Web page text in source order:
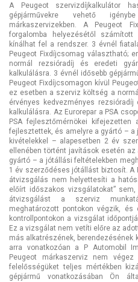
A Peugeot szervizdíjkalkulátor
gépjárművekre vehető
márkaszervizekben. A Peugeot
forgalomba helyezésétől
kínálhat fel a rendszer. 3 évnél
Peugeot Fixdíjcsomag választható;
normál rezsióradíj és eredeti
kalkulálásra. 3 évnél idősebb
Peugeot Fixdíjcsomagon kívül
ez esetben a szerviz költség a
érvényes kedvezményes rezsióradíj
kalkulálásra. Az Eurorepar a PSA
PSA fejlesztőmérnökei kifejezetten
fejlesztettek, és amelyre a gyártó –
kivételekkel – alapesetben 2 év
ellenében történt javítások esetén
gyártó – a jótállási feltételekben
1 év szerződéses jótállást biztosít. A
átvizsgálás nem helyettesíti a
előírt időszakos vizsgálatokat”
átvizsgálást a szerviz
meghatározott pontokon végzik,
kontrollpontokon a vizsgálat
Ez a vizsgálat nem vetíti előre az
más alkatrészének, berendezésének
arra vonatkozóan a P Automobil
Peugeot márkaszerviz nem
felelősségüket teljes mértékben
gépjármű vonatkozásában Ön